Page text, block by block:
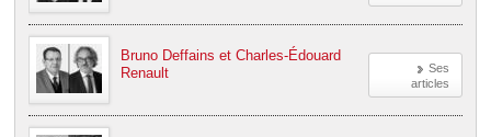
Ses
articles
Bruno Deffains et Charles-Édouard
Renault